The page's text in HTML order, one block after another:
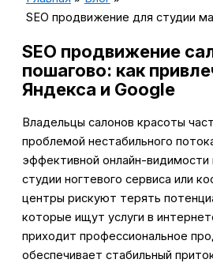
SEO продвижение для студии
SEO продвижение
пошагово: как
Яндекса и Google
Владельцы салонов красоты
проблемой нестабильного
эффективной онлайн-видимости
студии ногтевого сервиса или
центры рискуют терять
которые ищут услуги в
приходит профессиональное
обеспечивает стабильный